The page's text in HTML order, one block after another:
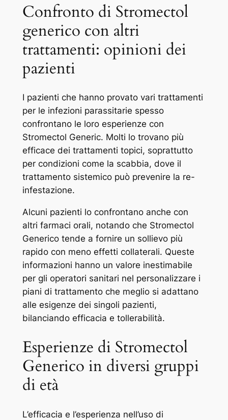
Confronto di Stromectol
generico con altri
trattamenti: opinioni dei
pazienti
I pazienti che hanno provato vari trattamenti
per le infezioni parassitarie spesso
confrontano le loro esperienze con
Stromectol Generic. Molti lo trovano più
efficace dei trattamenti topici, soprattutto
per condizioni come la scabbia, dove il
trattamento sistemico può prevenire la re-
infestazione.
Alcuni pazienti lo confrontano anche con
altri farmaci orali, notando che Stromectol
Generico tende a fornire un sollievo più
rapido con meno effetti collaterali. Queste
informazioni hanno un valore inestimabile
per gli operatori sanitari nel personalizzare i
piani di trattamento che meglio si adattano
alle esigenze dei singoli pazienti,
bilanciando efficacia e tollerabilità.
Esperienze di Stromectol
Generico in diversi gruppi
di età
L’efficacia e l’esperienza nell’uso di